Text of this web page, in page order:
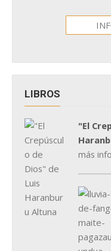
LIBROS
"El
más